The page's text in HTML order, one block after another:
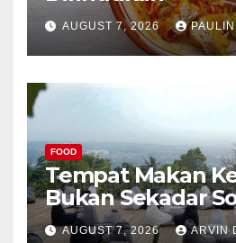
AUGUST 7, 2026 PAULIN
FOOD
Tempat Makan
Bukan Sekadar
AUGUST 7, 2026 ARVIN